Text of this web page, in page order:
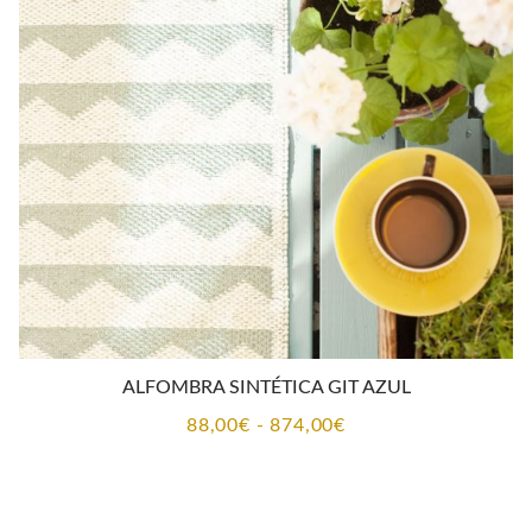
115,00€
hasta
510,00€
ALFOMBRA SINTÉTICA GIT AZUL
88,00€ - 874,00€Rango